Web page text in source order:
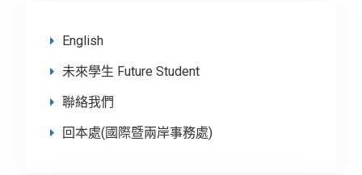
English
未來學生 Future Student
聯絡我們
回本處(國際暨兩岸事務處)